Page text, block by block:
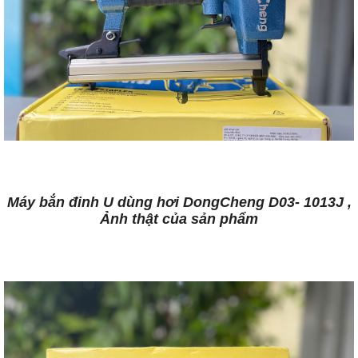
Máy bắn đinh U dùng hơi DongCheng D03- 1013J ,
Ảnh thật của sản phẩm